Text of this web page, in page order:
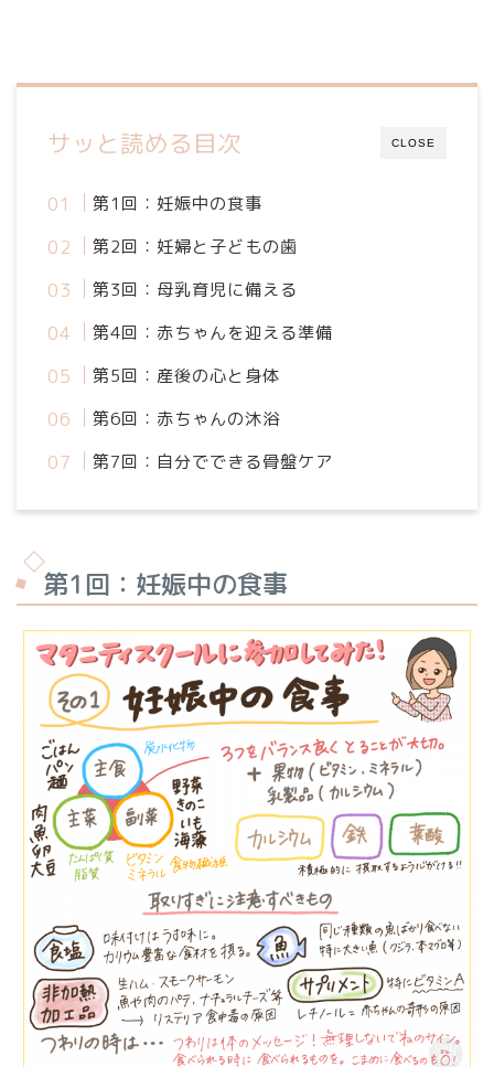
CLOSE
サッと読める目次
第1回：妊娠中の食事
第2回：妊婦と子どもの歯
第3回：母乳育児に備える
第4回：赤ちゃんを迎える準備
第5回：産後の心と身体
第6回：赤ちゃんの沐浴
第7回：自分でできる骨盤ケア
第1回：妊娠中の食事